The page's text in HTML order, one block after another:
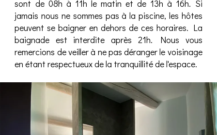
sont de 08h à 11h le matin et de 13h à 16h. Si
jamais nous ne sommes pas à la piscine, les hôtes
peuvent se baigner en dehors de ces horaires. La
baignade est interdite après 21h. Nous vous
remercions de veiller à ne pas déranger le voisinage
en étant respectueux de la tranquillité de l'espace.